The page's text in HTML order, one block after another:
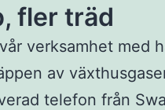
fler träd
verksamhet med
av
telefon från